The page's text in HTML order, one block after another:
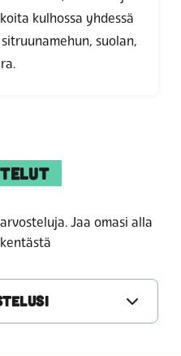
kulhossa yhdessä
suolan,
Jaa omasi alla